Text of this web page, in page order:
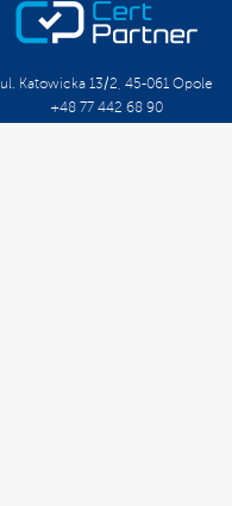
ul. Katowicka 13/2, 45-061 Opole
+48 77 442 68 90